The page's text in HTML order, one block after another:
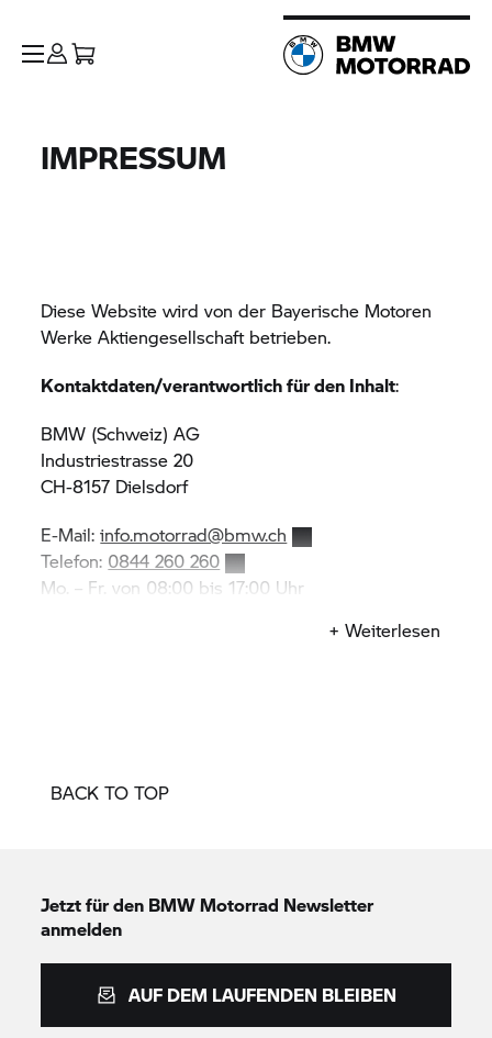
IMPRESSUM
Diese Website wird von der Bayerische Motoren
Werke Aktiengesellschaft betrieben.
Kontaktdaten/verantwortlich für den Inhalt:
BMW (Schweiz) AG
Industriestrasse 20
CH-8157 Dielsdorf
E-Mail:info.motorrad@bmw.ch
Telefon: 0844 260 260
Mo. – Fr. von 08:00 bis 17:00 Uhr
+ Weiterlesen
BACK TO TOP
Jetzt für den BMW Motorrad Newsletter
anmelden
AUF DEM LAUFENDEN BLEIBEN